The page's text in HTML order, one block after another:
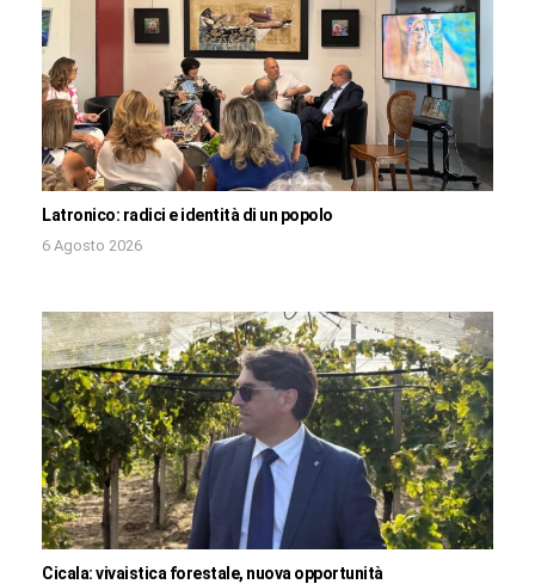
Latronico: radici e identità di un popolo
6 Agosto 2026
Cicala: vivaistica forestale, nuova opportunità